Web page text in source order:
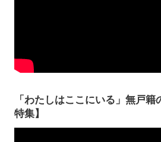
「わたしはここにいる」無戸
特集】